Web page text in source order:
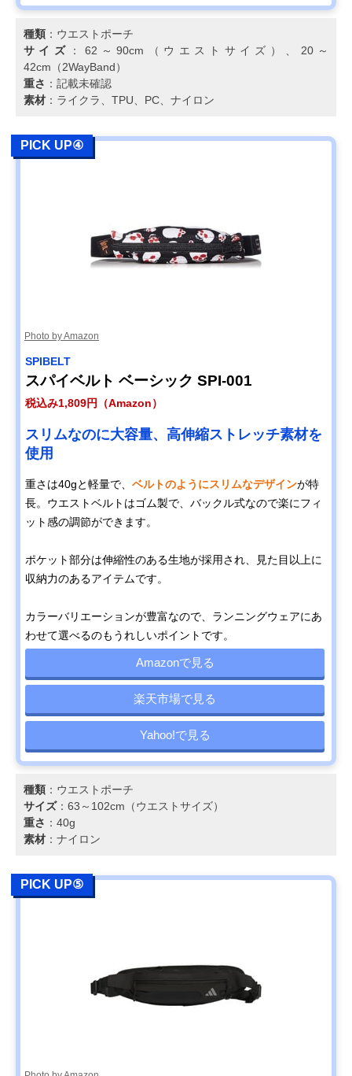
種類 ：ウエストポーチ
サイズ
：62～90cm（ウエストサイズ）、20～
42cm（2WayBand）
重さ ：記載未確認
素材 ：ライクラ、TPU、PC、ナイロン
PICK UP④
Photo by Amazon
SPIBELT
スパイベルト ベーシック SPI-001
税込み1,809円（Amazon）
スリムなのに大容量、高伸縮ストレッチ素材を
使用
重さは40gと軽量で、 ベルトのようにスリムなデザインが特
長。ウエストベルトはゴム製で、バックル式なので楽にフィ
ット感の調節ができます。
ポケット部分は伸縮性のある生地が採用され、見た目以上に
収納力のあるアイテムです。
カラーバリエーションが豊富なので、ランニングウェアにあ
わせて選べるのもうれしいポイントです。
Amazonで見る
楽天市場で見る
Yahoo!で見る
種類 ：ウエストポーチ
サイズ：63～102cm（ウエストサイズ）
重さ ：40g
素材 ：ナイロン
PICK UP⑤